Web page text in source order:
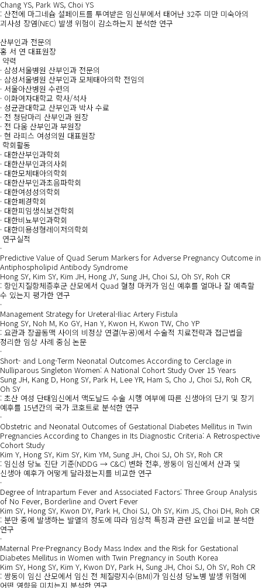
Chang YS, Park WS, Choi YS
: 산전에 마그네슘 설페이트를 투여받은 임신부에서 태어난 32주 미만 미숙아의
괴사성 장염(NEC) 발생 위험이 감소하는지 분석한 연구
산부인과 전문의
홍 서 연 대표원장
약력
· 삼성서울병원 산부인과 전문의
· 삼성서울병원 산부인과 모체태아의학 전임의
· 서울아산병원 수련의
· 이화여자대학교 학사/석사
· 성균관대학교 산부인과 박사 수료
· 전 청담마리 산부인과 원장
· 전 다움 산부인과 부원장
· 현 라피스 여성의원 대표원장
학회활동
· 대한산부인과학회
· 대한산부인과의사회
· 대한모체태아의학회
· 대한산부인과초음파학회
· 대한여성성의학회
· 대한폐경학회
· 대한피임생식보건학회
· 대한비뇨부인과학회
· 대한미용성형레이저의학회
연구실적
·
Predictive Value of Quad Serum Markers for Adverse Pregnancy Outcome in
Antiphospholipid Antibody Syndrome
Hong SY, Kim SY, Kim JH, Hong JY, Sung JH, Choi SJ, Oh SY, Roh CR
: 항인지질항체증후군 산모에서 Quad 혈청 마커가 임신 예후를 얼마나 잘 예측할
수 있는지 평가한 연구
·
Management Strategy for Ureteral-Iliac Artery Fistula
Hong SY, Noh M, Ko GY, Han Y, Kwon H, Kwon TW, Cho YP
: 요관과 장골동맥 사이의 비정상 연결(누공)에서 수술적 치료전략과 접근법을
정리한 임상 사례 중심 논문
·
Short- and Long-Term Neonatal Outcomes According to Cerclage in
Nulliparous Singleton Women: A National Cohort Study Over 15 Years
Sung JH, Kang D, Hong SY, Park H, Lee YR, Ham S, Cho J, Choi SJ, Roh CR,
Oh SY
: 초산 여성 단태임신에서 맥도날드 수술 시행 여부에 따른 신생아의 단기 및 장기
예후를 15년간의 국가 코호트로 분석한 연구
·
Obstetric and Neonatal Outcomes of Gestational Diabetes Mellitus in Twin
Pregnancies According to Changes in Its Diagnostic Criteria: A Retrospective
Cohort Study
Kim Y, Hong SY, Kim SY, Kim YM, Sung JH, Choi SJ, Oh SY, Roh CR
: 임신성 당뇨 진단 기준(NDDG → C&C) 변화 전후, 쌍둥이 임신에서 산과 및
신생아 예후가 어떻게 달라졌는지를 비교한 연구
·
Degree of Intrapartum Fever and Associated Factors: Three Group Analysis
of No Fever, Borderline and Overt Fever
Kim SY, Hong SY, Kwon DY, Park H, Choi SJ, Oh SY, Kim JS, Choi DH, Roh CR
: 분만 중에 발생하는 발열의 정도에 따라 임상적 특징과 관련 요인을 비교 분석한
연구
·
Maternal Pre-Pregnancy Body Mass Index and the Risk for Gestational
Diabetes Mellitus in Women with Twin Pregnancy in South Korea
Kim SY, Hong SY, Kim Y, Kwon DY, Park H, Sung JH, Choi SJ, Oh SY, Roh CR
: 쌍둥이 임신 산모에서 임신 전 체질량지수(BMI)가 임신성 당뇨병 발생 위험에
어떤 영향을 미치는지 분석한 연구